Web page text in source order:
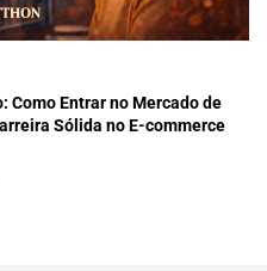
Como Entrar no Mercado de
Sólida no E-commerce